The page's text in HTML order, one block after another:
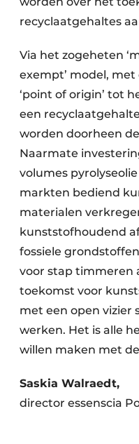
recyclaatgehaltes
Via het zogeheten
exempt’ model,
‘point of origin’ tot
een
worden doorheen
Naarmate
volumes
markten bediend
materialen
kunststofhoudend
fossiele
voor stap timmeren
toekomst voor
met een open vizier
werken. Het is alle
willen maken met
Saskia Walraedt,
director essenscia